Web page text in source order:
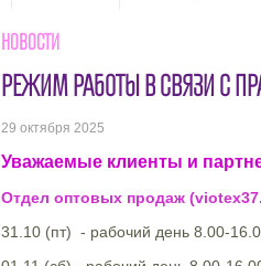
Новости
РЕЖИМ РАБОТЫ В СВЯЗИ С
29 октября 2025
Уважаемые клиенты и
Отдел оптовых продаж
31.10 (пт) - рабочий день 8.00-